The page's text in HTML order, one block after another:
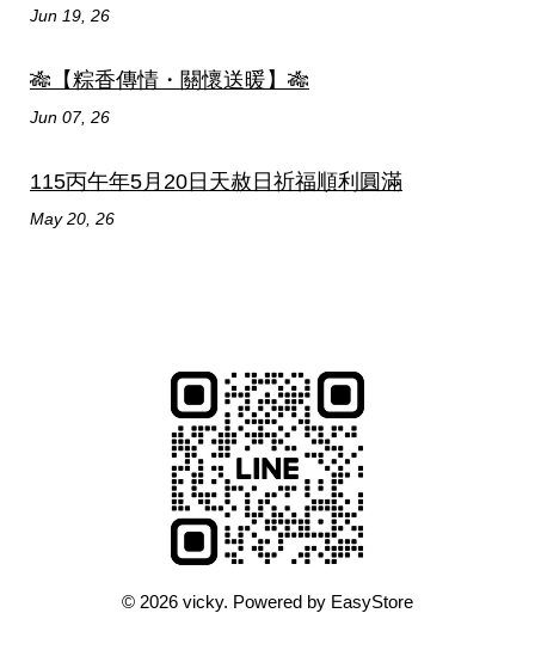
Jun 19, 26
🎋【粽香傳情・關懷送暖】🎋
Jun 07, 26
115丙午年5月20日天赦日祈福順利圓滿
May 20, 26
© 2026 vicky. Powered by EasyStore